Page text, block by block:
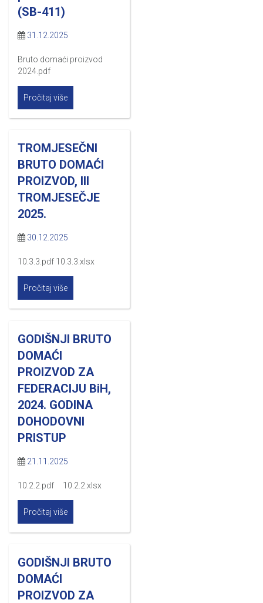
(SB-411)
31.12.2025
Bruto domaći proizvod
2024.pdf
Pročitaj više
TROMJESEČNI
BRUTO DOMAĆI
PROIZVOD, III
TROMJESEČJE
2025.
30.12.2025
10.3.3.pdf 10.3.3.xlsx
Pročitaj više
GODIŠNJI BRUTO
DOMAĆI
PROIZVOD ZA
FEDERACIJU BiH,
2024. GODINA
DOHODOVNI
PRISTUP
21.11.2025
10.2.2.pdf 10.2.2.xlsx
Pročitaj više
GODIŠNJI BRUTO
DOMAĆI
PROIZVOD ZA